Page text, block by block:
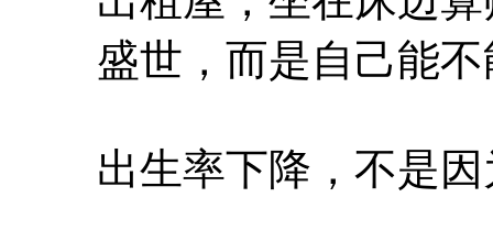
盛世，而是自己能
出生率下降，不是